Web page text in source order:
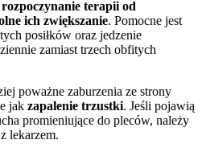
rozpoczynanie terapii od
ich zwiększanie. Pomocne jest
posiłków oraz jedzenie
zamiast trzech obfitych
poważne zaburzenia ze strony
jak zapalenie trzustki. Jeśli pojawią
promieniujące do pleców, należy
lekarzem.